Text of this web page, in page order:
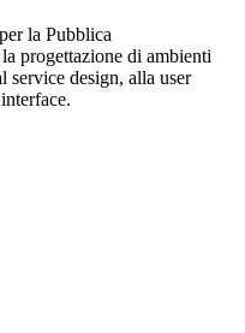
la Pubblica
progettazione di ambienti
design, alla user